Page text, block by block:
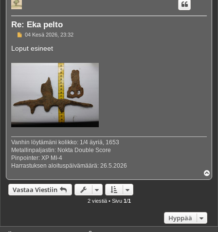
Re: Eka pelto
V
e
04 Kesä 2026, 23:32
Loput esineet
Vanhin löytämäni kolikko: 1/4 äyriä, 1653
Metallinpaljastin: Nokta Double Score
Pinpointer: XP MI-4
Harrastuksen aloituspäivämäärä: 26.5.2026
l
Vastaa Viestiin
2 viestiä • Sivu 1/1
Hyppää